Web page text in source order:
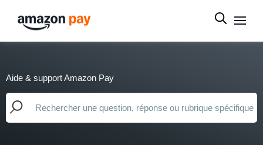
Aide & support Amazon Pay